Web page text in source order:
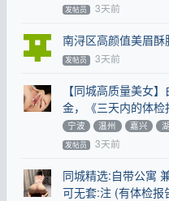
发帖员 3天前
南浔区高颜值美眉酥
发帖员 3天前
【同城高质量美女
金，《三天内的体检
宁波
温州 嘉兴
发帖员 3天前
同城精选:自带公寓
可无套:注 (有体检报